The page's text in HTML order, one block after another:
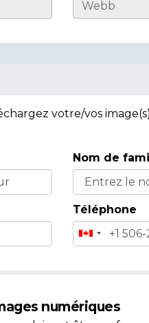
votre/vos
Nom de
Téléphone
numériques